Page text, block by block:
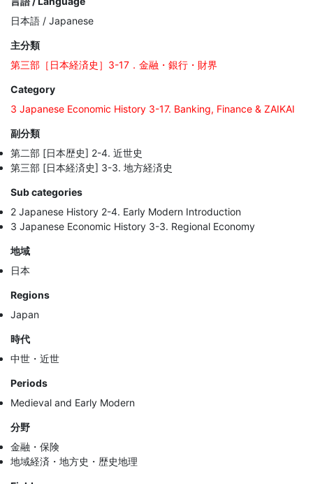
日本語 / Japanese
主分類
第三部［日本経済史］3-17．金融・銀行・財界
Category
3 Japanese Economic History 3-17. Banking, Finance & ZAIKAI
副分類
第二部 [日本歴史] 2-4. 近世史
第三部 [日本経済史] 3-3. 地方経済史
Sub categories
2 Japanese History 2-4. Early Modern Introduction
3 Japanese Economic History 3-3. Regional Economy
地域
日本
Regions
Japan
時代
中世・近世
Periods
Medieval and Early Modern
分野
金融・保険
地域経済・地方史・歴史地理